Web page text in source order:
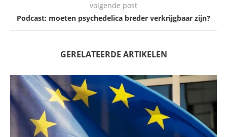
volgende post
Podcast: moeten psychedelica breder verkrijgbaar zijn?
GERELATEERDE ARTIKELEN